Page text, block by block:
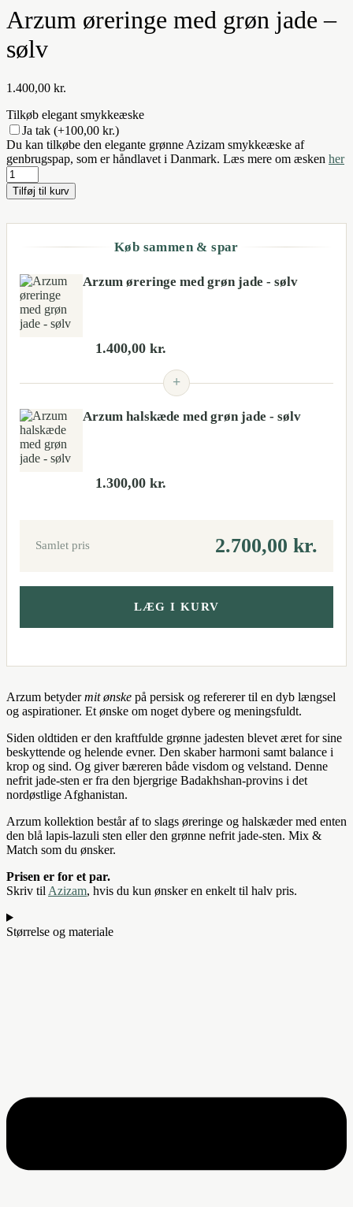
Arzum øreringe med grøn jade –
sølv
1.400,00 kr.
Tilkøb elegant smykkeæske
Ja tak (+100,00 kr.)
Du kan tilkøbe den elegante grønne Azizam smykkeæske af
genbrugspap, som er håndlavet i Danmark. Læs mere om æsken her
Arzum
øreringe
med
antal
Tilføj til kurv
Køb sammen & spar
Arzum øreringe med grøn jade - sølv
1.400,00 kr.
+
Arzum halskæde med grøn jade - sølv
1.300,00 kr.
Samlet pris 2.700,00 kr.
LÆG I KURV
Arzum betydermit ønske på persisk og refererer til en dyb længsel
og aspirationer. Et ønske om noget dybere og meningsfuldt.
Siden oldtiden er den kraftfulde grønne jadesten blevet æret for sine
beskyttende og helende evner. Den skaber harmoni samt balance i
krop og sind. Og giver bæreren både visdom og velstand. Denne
nefrit jade-sten er fra den bjergrige Badakhshan-provins i det
nordøstlige Afghanistan.
Arzum kollektion består af to slags øreringe og halskæder med enten
den blå lapis-lazuli sten eller den grønne nefrit jade-sten. Mix &
Match som du ønsker.
Prisen er for et par.
Skriv til Azizam, hvis du kun ønsker en enkelt til halv pris.
Størrelse og materiale